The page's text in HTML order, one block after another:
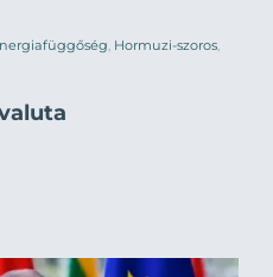
, Hormuzi-szoros,